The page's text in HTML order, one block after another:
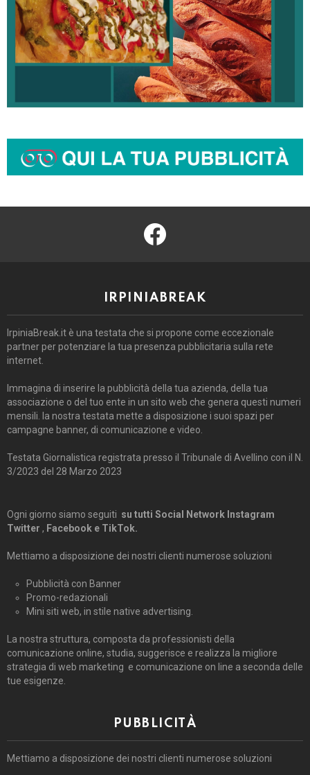
facebook
IRPINIABREAK
IrpiniaBreak.it è una testata che si propone come eccezionale
partner per potenziare la tua presenza pubblicitaria sulla rete
internet.
Immagina di inserire la pubblicità della tua azienda, della tua
associazione o del tuo ente in un sito web che genera questi numeri
mensili. la nostra testata mette a disposizione i suoi spazi per
campagne banner, di comunicazione e video.
Testata Giornalistica registrata presso il Tribunale di Avellino con il N.
3/2023 del 28 Marzo 2023
Ogni giorno siamo seguiti su tutti Social Network Instagram
Twitter , Facebook e TikTok.
Mettiamo a disposizione dei nostri clienti numerose soluzioni
Pubblicità con Banner
Promo-redazionali
Mini siti web, in stile native advertising.
La nostra struttura, composta da professionisti della
comunicazione online, studia, suggerisce e realizza la migliore
strategia di web marketing e comunicazione on line a seconda delle
tue esigenze.
PUBBLICITÀ
Mettiamo a disposizione dei nostri clienti numerose soluzioni